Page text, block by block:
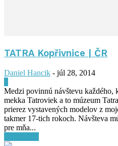
TATRA Kopřivnice | ČR
Daniel Hancik - júl 28, 2014
Medzi povinnú návštevu každého,
mekka Tatroviek a to múzeum
prierez vystavených modelov z
takmer 17-tich rokoch. Návšteva
pre mňa...